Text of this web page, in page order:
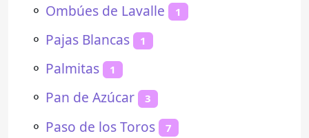
⚬ Ombúes de Lavalle 1
⚬ Pajas Blancas 1
⚬ Palmitas 1
⚬ Pan de Azúcar 3
⚬ Paso de los Toros 7